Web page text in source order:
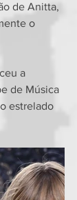
de Anitta,
o
a
de Música
estrelado